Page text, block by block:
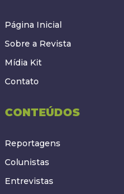
Página Inicial
Sobre a Revista
Mídia Kit
Contato
CONTEÚDOS
Reportagens
Colunistas
Entrevistas